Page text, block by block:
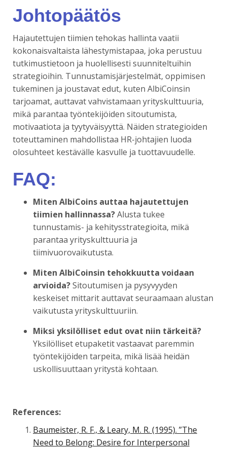
Johtopäätös
Hajautettujen tiimien tehokas hallinta vaatii
kokonaisvaltaista lähestymistapaa, joka perustuu
tutkimustietoon ja huolellisesti suunniteltuihin
strategioihin. Tunnustamisjärjestelmät, oppimisen
tukeminen ja joustavat edut, kuten AlbiCoinsin
tarjoamat, auttavat vahvistamaan yrityskulttuuria,
mikä parantaa työntekijöiden sitoutumista,
motivaatiota ja tyytyväisyyttä. Näiden strategioiden
toteuttaminen mahdollistaa HR-johtajien luoda
olosuhteet kestävälle kasvulle ja tuottavuudelle.
FAQ:
Miten AlbiCoins auttaa hajautettujen
tiimien hallinnassa?Alusta tukee
tunnustamis- ja kehitysstrategioita, mikä
parantaa yrityskulttuuria ja
tiimivuorovaikutusta.
Miten AlbiCoinsin tehokkuutta voidaan
arvioida?Sitoutumisen ja pysyvyyden
keskeiset mittarit auttavat seuraamaan alustan
vaikutusta yrityskulttuuriin.
Miksi yksilölliset edut ovat niin tärkeitä?
Yksilölliset etupaketit vastaavat paremmin
työntekijöiden tarpeita, mikä lisää heidän
uskollisuuttaan yritystä kohtaan.
References:
Baumeister, R. F., & Leary, M. R. (1995). ”The
Need to Belong: Desire for Interpersonal